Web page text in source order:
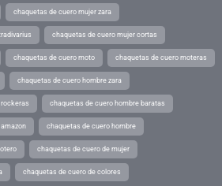
chaquetas de cuero mujer zara
chaquetas de cuero mujer cortas
chaquetas de cuero moto chaquetas de cuero moteras
chaquetas de cuero hombre zara
chaquetas de cuero hombre baratas
chaquetas de cuero hombre
chaquetas de cuero de mujer
chaquetas de cuero de colores